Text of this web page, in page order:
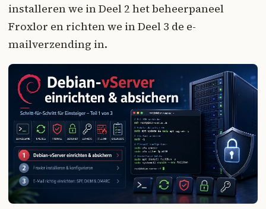
installeren we in Deel 2 het beheerpaneel
Froxlor en richten we in Deel 3 de e-
mailverzending in.